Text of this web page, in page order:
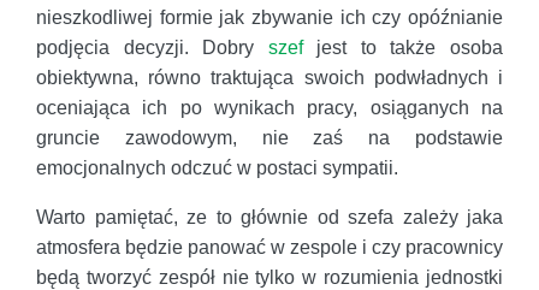
nieszkodliwej formie jak zbywanie ich czy opóźnianie
podjęcia decyzji. Dobry szefjest to także osoba
obiektywna, równo traktująca swoich podwładnych i
oceniająca ich po wynikach pracy, osiąganych na
gruncie zawodowym, nie zaś na podstawie
emocjonalnych odczuć w postaci sympatii.
Warto pamiętać, ze to głównie od szefa zależy jaka
atmosfera będzie panować w zespole i czy pracownicy
będą tworzyć zespół nie tylko w rozumienia jednostki